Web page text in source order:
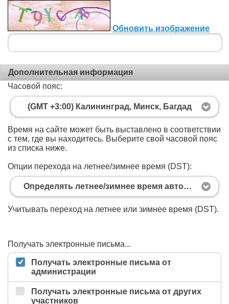
Обновить изображение
Дополнительная информация
Часовой пояс:
(GMT +3:00) Калининград, Минск, Багдад
Время на сайте может быть выставлено в соответствии
с тем, где вы находитесь. Выберите свой часовой пояс
из списка ниже.
Опции перехода на летнее/зимнее время (DST):
Определять летнее/зимнее время автоматически
Учитывать переход на летнее или зимнее время (DST).
Получать электронные письма...
Получать электронные письма от
администрации
Получать электронные письма от других
участников